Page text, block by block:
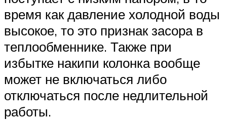
время как давление холодной воды
высокое, то это признак засора в
теплообменнике. Также при
избытке накипи колонка вообще
может не включаться либо
отключаться после недлительной
работы.